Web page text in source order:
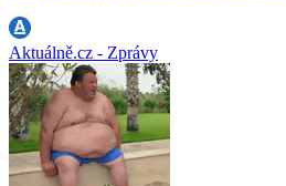
Aktuálně.cz - Zprávy